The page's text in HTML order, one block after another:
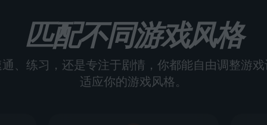
匹配不同游戏风格
、练习，还是专注于剧情，你都能自由调整游
适应你的游戏风格。